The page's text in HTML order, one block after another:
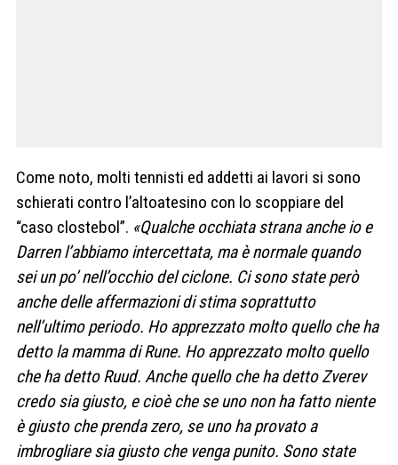
Come noto, molti tennisti ed addetti ai lavori si sono
schierati contro l’altoatesino con lo scoppiare del
“caso clostebol”. «Qualche occhiata strana anche io e
Darren l’abbiamo intercettata, ma è normale quando
sei un po’ nell’occhio del ciclone. Ci sono state però
anche delle affermazioni di stima soprattutto
nell’ultimo periodo. Ho apprezzato molto quello che ha
detto la mamma di Rune. Ho apprezzato molto quello
che ha detto Ruud. Anche quello che ha detto Zverev
credo sia giusto, e cioè che se uno non ha fatto niente
è giusto che prenda zero, se uno ha provato a
imbrogliare sia giusto che venga punito. Sono state